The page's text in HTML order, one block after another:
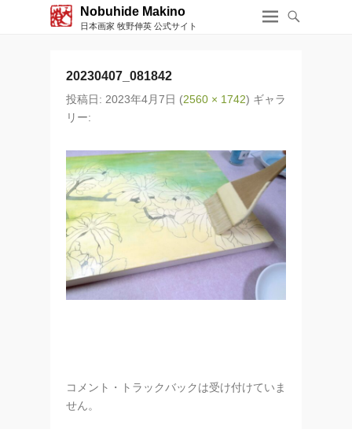
Nobuhide Makino
日本画家 牧野伸英 公式サイト
20230407_081842
投稿日: 2023年4月7日 (2560 × 1742) ギャラ
リー:
コメント・トラックバックは受け付けていま
せん。